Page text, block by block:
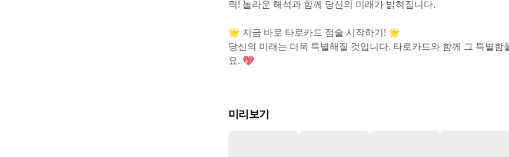
릭! 놀라운 해석과 함께 당신의 미래가 밝혀집니다.
🌟 지금 바로 타로카드 점술 시작하기! 🌟
당신의 미래는 더욱 특별해질 것입니다. 타로카드와 함께 그 특별함
요. 💖
미리보기